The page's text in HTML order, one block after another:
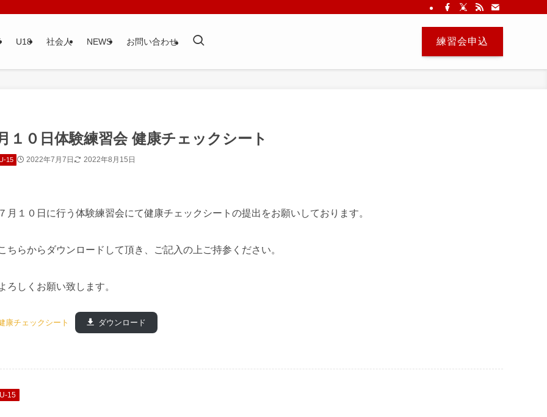
U18 社会人 NEWS お問い合わせ 練習会申込
１０日体験練習会 健康チェックシート
15 2022年7月7日 2022年8月15日
月１０日に行う体験練習会にて健康チェックシートの提出をお願いしております。
ちらからダウンロードして頂き、ご記入の上ご持参ください。
ろしくお願い致します。
康チェックシート ダウンロード
U-15